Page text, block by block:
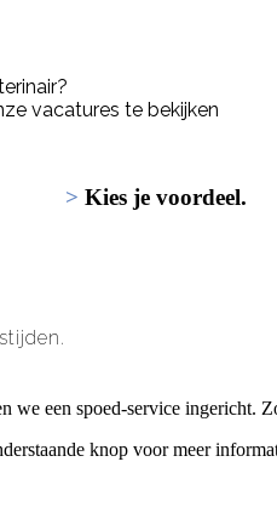
vacatures te bekijken
>Kies je voordeel.
we een spoed-service ingericht.
knop voor meer